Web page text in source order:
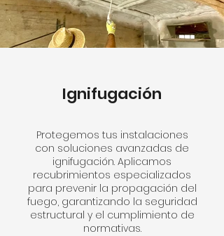
Ignifugación
Protegemos tus instalaciones
con soluciones avanzadas de
ignifugación. Aplicamos
recubrimientos especializados
para prevenir la propagación del
fuego, garantizando la seguridad
estructural y el cumplimiento de
normativas.